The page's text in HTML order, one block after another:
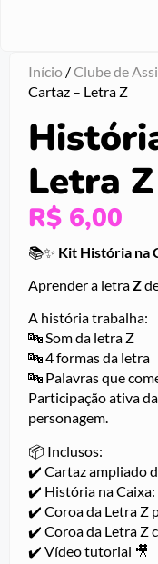
Início /Clube de
Cartaz – Letra Z
Letra Z
R$ 6,00
📚✨ Kit História na
Aprender a letraZ
A história trabalha:
🔤 Som da letra Z
🔤 4 formas da letra
🔤 Palavras que
Participação ativa
personagem.
📦 Inclusos:
✔️ Cartaz ampliado
✔️ História na Caixa:
✔️ Coroa da Letra Z
✔️ Coroa da Letra Z
✔️ Vídeo tutorial 🎥